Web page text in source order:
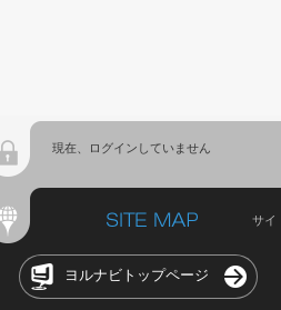
現在、ログインしていません
サイ
ヨルナビトップページ